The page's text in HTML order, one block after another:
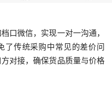
口微信，实现一对一沟通，
了传统采购中常见的差价问
对接，确保货品质量与价格